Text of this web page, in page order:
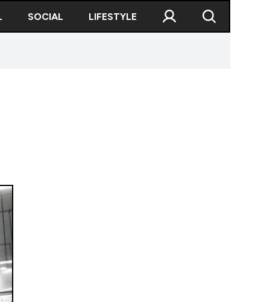
SOCIAL LIFESTYLE